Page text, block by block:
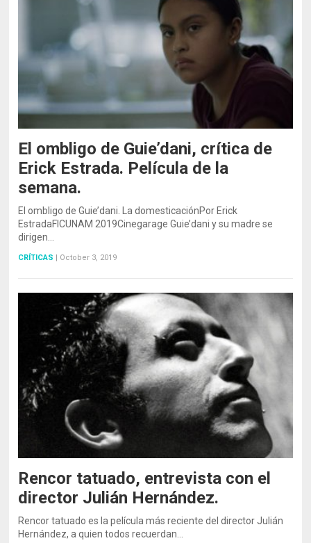
El ombligo de Guie’dani, crítica de
Erick Estrada. Película de la
semana.
El ombligo de Guie’dani. La domesticaciónPor Erick
EstradaFICUNAM 2019Cinegarage Guie’dani y su madre se
dirigen…
CRÍTICAS October 3, 2019
Rencor tatuado, entrevista con el
director Julián Hernández.
Rencor tatuado es la película más reciente del director Julián
Hernández, a quien todos recuerdan…